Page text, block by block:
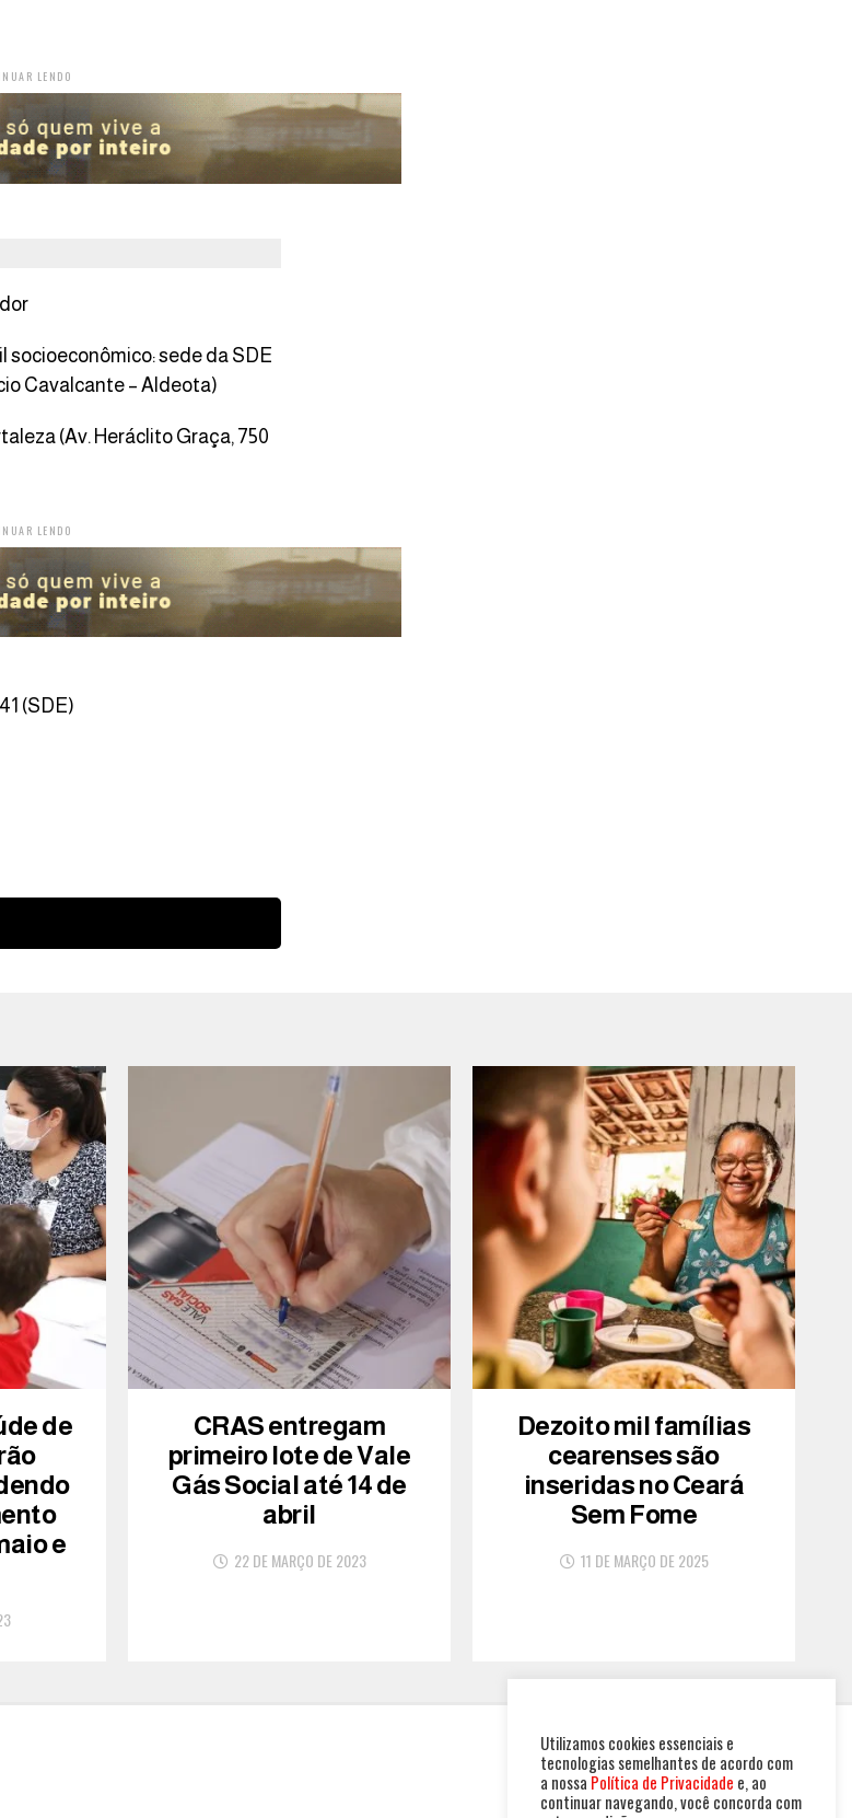
LENDO
sede da SDE
Cavalcante – Aldeota)
(Av. Heráclito Graça, 750
LENDO
(SDE)
de
e
CRAS entregam
primeiro lote de Vale
Gás Social até 14 de
abril
22 DE MARÇO DE 2023
Dezoito mil famílias
cearenses são
inseridas no Ceará
Sem Fome
11 DE MARÇO DE 2025
Utilizamos cookies essenciais e
tecnologias semelhantes de acordo com
a nossa Política de Privacidade e, ao
continuar navegando, você concorda com